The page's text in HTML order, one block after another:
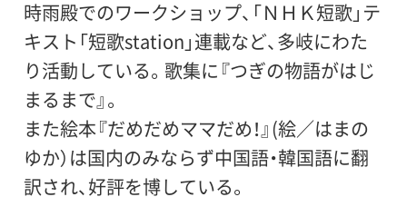
時雨殿でのワークショップ、「ＮＨＫ短歌」テ
キスト「短歌station」連載など、多岐にわた
り活動している。歌集に『つぎの物語がはじ
まるまで』。
また絵本『だめだめママだめ！』(絵／はまの
ゆか）は国内のみならず中国語・韓国語に翻
訳され、好評を博している。